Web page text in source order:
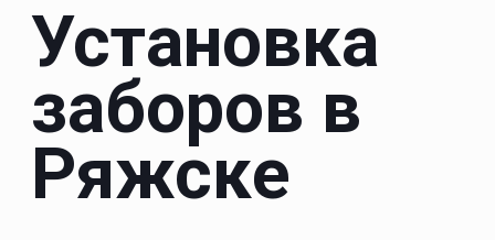
Установка
заборов в
Ряжске